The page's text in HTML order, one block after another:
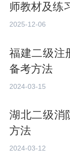
师教材及练
2025-12-06
福建二级注
备考方法
2024-03-15
湖北二级消
方法
2024-03-12